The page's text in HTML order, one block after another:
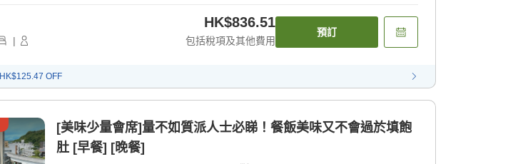
|
HK$836.51
包括稅項及其他費用
預訂
HK$125.47 OFF
[美味少量會席]量不如質派人士必睇！餐飯美味又不會過於填飽
肚 [早餐] [晚餐]